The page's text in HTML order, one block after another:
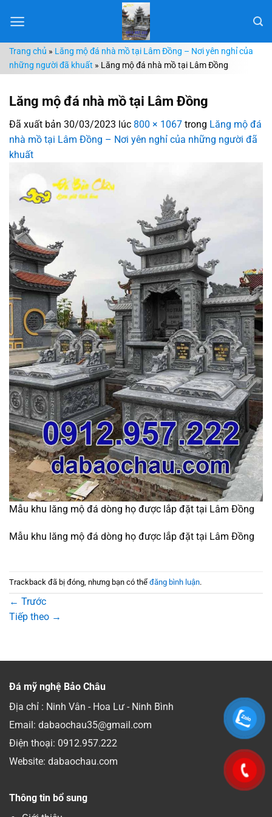
đến
dungTrang chủ » Lăng mộ đá nhà mồ tại Lâm Đồng – Nơi yên nghỉ của
những người đã khuất » Lăng mộ đá nhà mồ tại Lâm Đồng
Lăng mộ đá nhà mồ tại Lâm Đồng
Đã xuất bản 30/03/2023 lúc 800 × 1067 trong Lăng mộ đá
nhà mồ tại Lâm Đồng – Nơi yên nghỉ của những người đã
khuất
Mẫu khu lăng mộ đá dòng họ được lắp đặt tại Lâm Đồng
Mẫu khu lăng mộ đá dòng họ được lắp đặt tại Lâm Đồng
Trackback đã bị đóng, nhưng bạn có thể đăng bình luận.
← Trước
Tiếp theo →
Đá mỹ nghệ Bảo Châu
Địa chỉ : Ninh Vân - Hoa Lư - Ninh Bình
Email: dabaochau35@gmail.com
Điện thoại: 0912.957.222
Website: dabaochau.com
Thông tin bổ sung